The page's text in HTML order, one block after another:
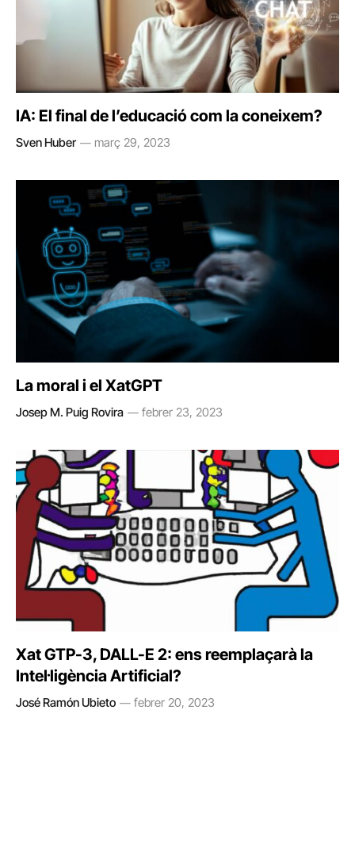
IA: El final de l’educació com la coneixem?
Sven Huber març 29, 2023
La moral i el XatGPT
Josep M. Puig Rovira febrer 23, 2023
Xat GTP-3, DALL-E 2: ens reemplaçarà la
Intel·ligència Artificial?
José Ramón Ubieto febrer 20, 2023